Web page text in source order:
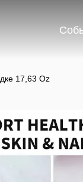
17,63 Oz